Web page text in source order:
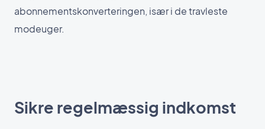
abonnementskonverteringen, især i de travleste
modeuger.
Sikre regelmæssig indkomst